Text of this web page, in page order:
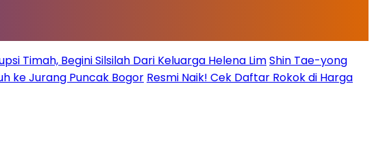
Timah, Begini Silsilah Dari Keluarga Helena LimShin Tae-yong
ke Jurang Puncak Bogor Resmi Naik! Cek Daftar Rokok di Harga